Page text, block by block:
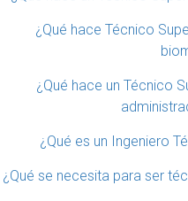
¿Qué hace Técnico
¿Qué hace un Técnico
¿Qué es un Ingeniero
¿Qué se necesita para ser